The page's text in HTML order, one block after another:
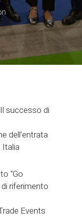
Il successo di
dell’entrata
Italia
“Go
riferimento
Events